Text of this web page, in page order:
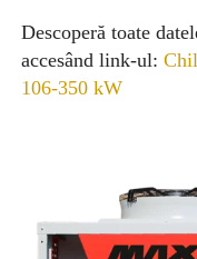
Descoperă toate
accesând link-ul:
106-350 kW